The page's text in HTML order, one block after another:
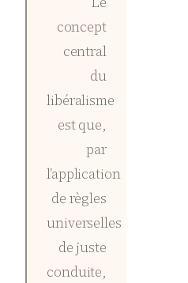
concept
central
du
libéralisme
est que,
par
l’application
de règles
universelles
de juste
conduite,